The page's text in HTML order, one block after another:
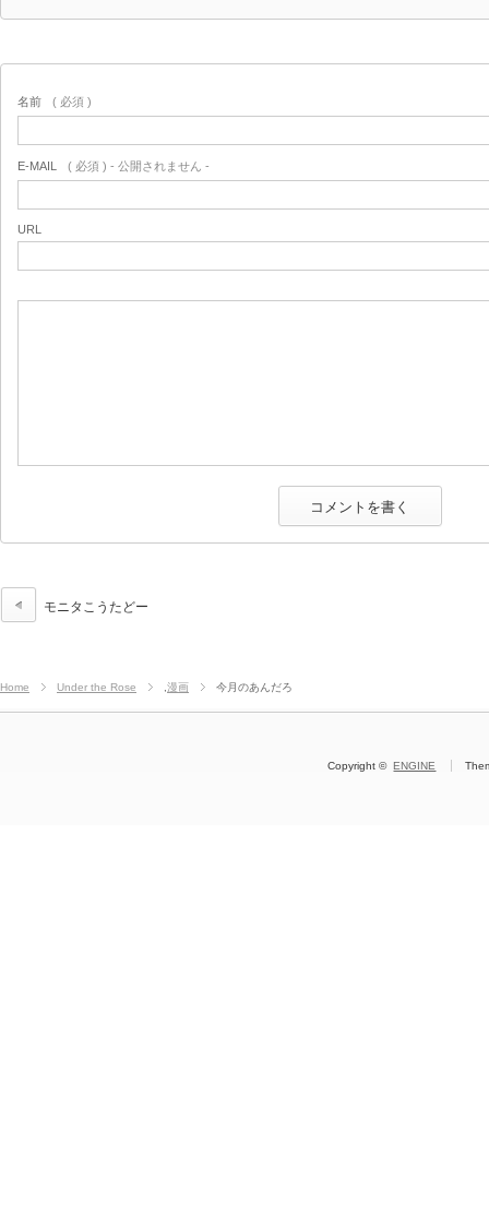
名前 ( 必須 )
E-MAIL ( 必須 ) - 公開されません -
URL
モニタこうたどー
Home Under the Rose 漫画 今月のあんだろ
Copyright ©ENGINE